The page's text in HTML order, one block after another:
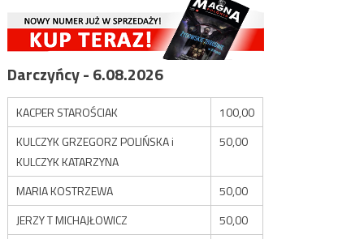
Darczyńcy - 6.08.2026
KACPER STAROŚCIAK
100,00
KULCZYK GRZEGORZ POLIŃSKA i
KULCZYK KATARZYNA
50,00
MARIA KOSTRZEWA
50,00
JERZY T MICHAJŁOWICZ
50,00